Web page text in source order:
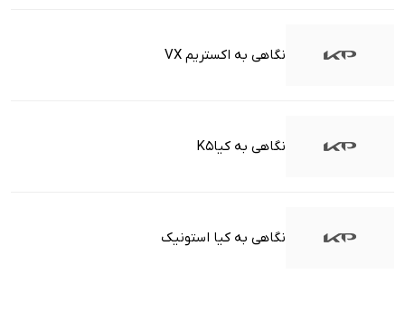
نگاهی به اکستریم VX
نگاهی به کیاK5
نگاهی به کیا استونیک